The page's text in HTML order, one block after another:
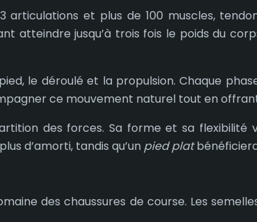
articulations et plus de 100 muscles,
jusqu’à trois fois le poids du
le déroulé et la propulsion. Chaque
ce mouvement naturel tout en
des forces. Sa forme et sa flexibilité
d’amorti, tandis qu’un pied plat
des chaussures de course. Les